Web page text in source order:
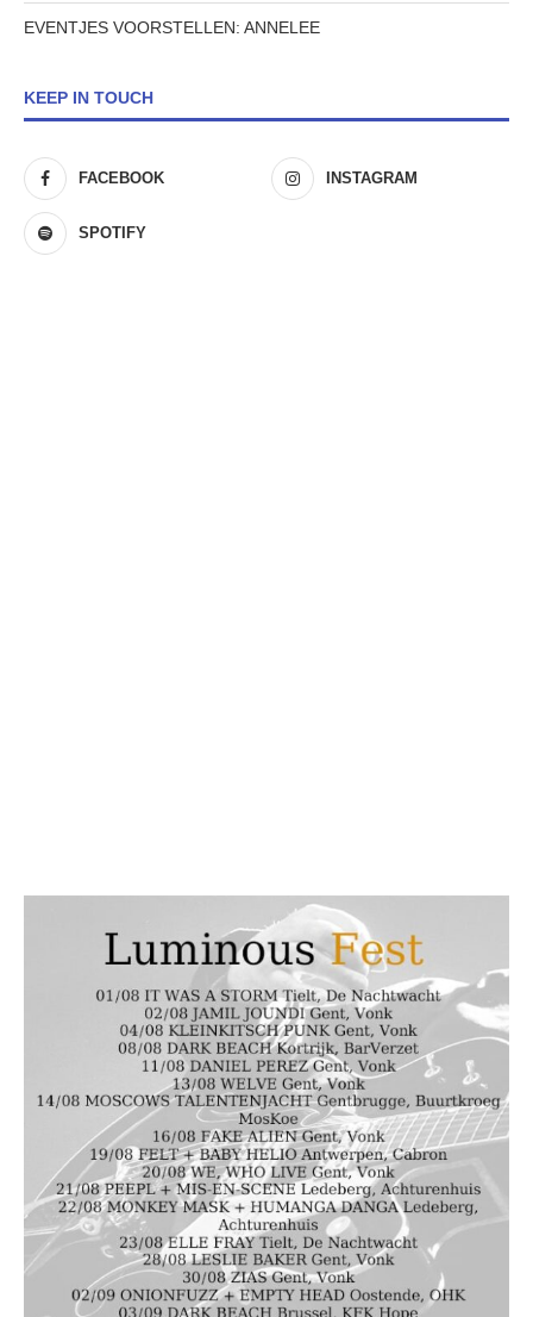
EVENTJES VOORSTELLEN: ANNELEE
KEEP IN TOUCH
FACEBOOK INSTAGRAM
SPOTIFY